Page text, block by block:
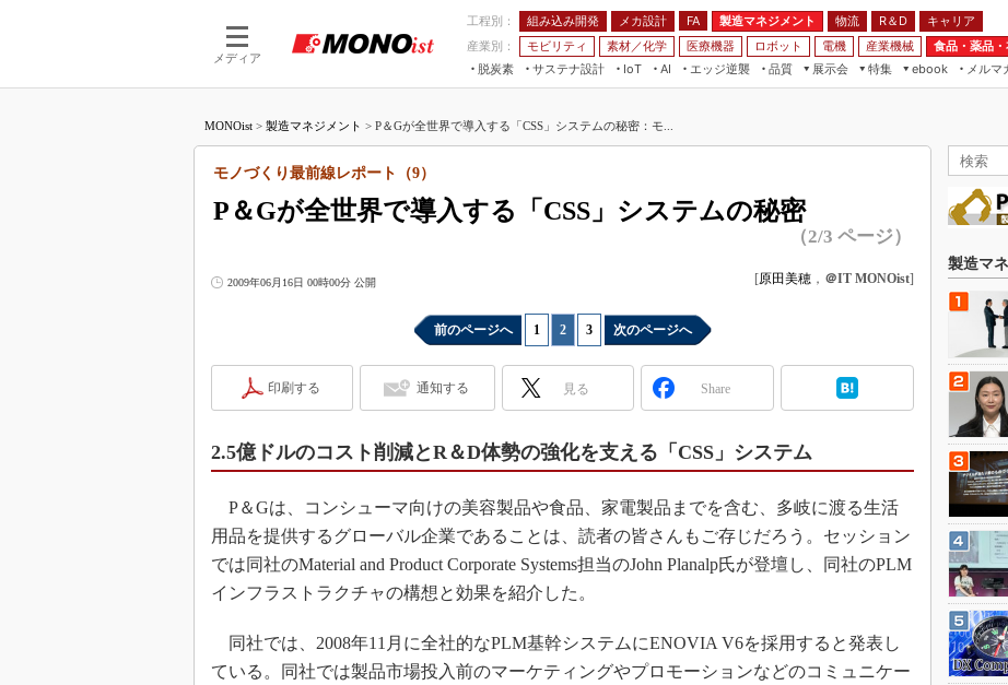
メディア
工程別： 組み込み開発 メカ設計 FA 製造マネジメント 物流 R＆D
キャリア
産業別：
モビリティ 素材／化学 医療機器 ロボット 電機 産業機械 食品・薬品
脱炭素
サステナ設計
IoT
つながる工場
AI
AI×設備保全
エッジ逆襲 品質
展示会
JIMTOF
IIFES
TECHNO-FRONTIER
人テク展
スマート工場EXPO
EdgeTech+
日本ものづくりワールド
産業オープンネット展
特集
つながるクルマ
組み込みモデリング
Windows Embedded
車載ソフト開発
無償設計ツール
3Dプリンタ
デジタルツインとCAE
S＆OP
製造業ビッグデータ
ebook
メルマ
MONOist > 製造マネジメント > P＆Gが全世界で導入する「CSS」システムの秘密：モ...
P＆Gが全世界で導入する「CSS」システムの秘密
モノづくり最前線レポート（9）
（2/3 ページ）
2009年06月16日 00時00分 公開 [原田美穂 ， ＠IT MONOist]
前のページへ 1 2 3 次のページへ
印刷する 通知する 見る Share
2.5億ドルのコスト削減とR＆D体勢の強化を支える「CSS」システム
P＆Gは、コンシューマ向けの美容製品や食品、家電製品までを含む、多岐に渡る生活
用品を提供するグローバル企業であることは、読者の皆さんもご存じだろう。セッション
では同社のMaterial and Product Corporate Systems担当のJohn Planalp氏が登壇し、同社のPLM
インフラストラクチャの構想と効果を紹介した。
同社では、2008年11月に全社的なPLM基幹システムにENOVIA V6を採用すると発表し
ている。同社では製品市場投入前のマーケティングやプロモーションなどのコミュニケー
製造マ